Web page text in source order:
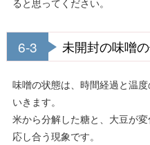
6-3 未開封の味噌
味噌の状態は、時間経過と温
いきます。
米から分解した糖と、大豆が
応し合う現象です。